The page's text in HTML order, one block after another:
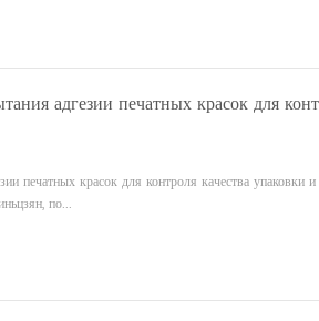
адгезии печатных красок для
печатных красок для контроля качества
по...